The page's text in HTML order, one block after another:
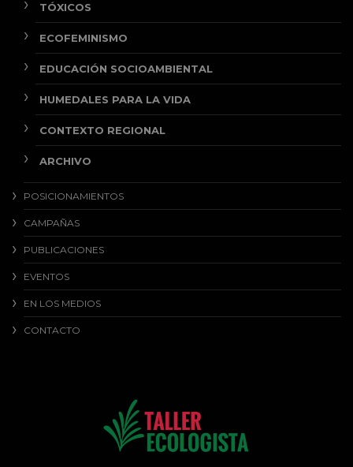
TÓXICOS
ECOFEMINISMO
EDUCACIÓN SOCIOAMBIENTAL
HUMEDALES PARA LA VIDA
CONTEXTO REGIONAL
ARCHIVO
POSICIONAMIENTOS
CAMPAÑAS
PUBLICACIONES
EVENTOS
EN LOS MEDIOS
CONTACTO